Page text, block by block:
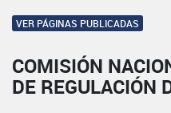
VER PÁGINAS PUBLICADAS
COMISIÓN
DE REGULACIÓN